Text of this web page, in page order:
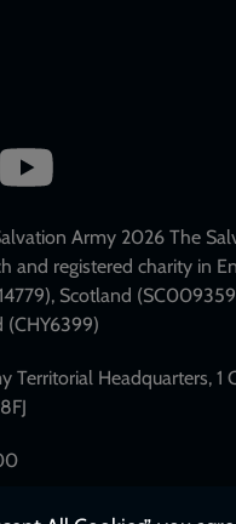
Army 2026 The
and registered charity in
Scotland
(CHY6399)
Territorial Headquarters, 1